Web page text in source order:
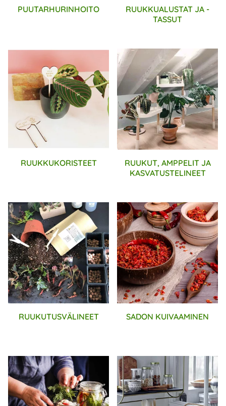
PUUTARHURINHOITO
RUUKKUALUSTAT JA -
TASSUT
RUUKKUKORISTEET
RUUKUT, AMPPELIT JA
KASVATUSTELINEET
RUUKUTUSVÄLINEET SADON KUIVAAMINEN